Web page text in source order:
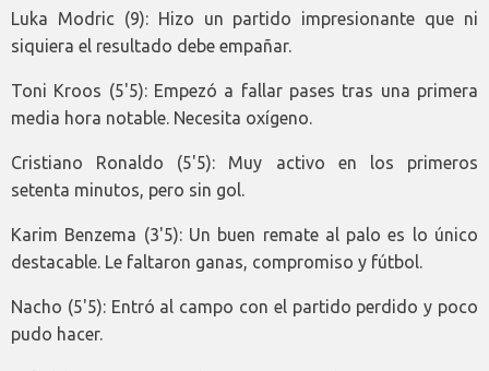
Luka Modric (9): Hizo un partido impresionante que ni
siquiera el resultado debe empañar.
Toni Kroos (5'5): Empezó a fallar pases tras una primera
media hora notable. Necesita oxígeno.
Cristiano Ronaldo (5'5): Muy activo en los primeros
setenta minutos, pero sin gol.
Karim Benzema (3'5): Un buen remate al palo es lo único
destacable. Le faltaron ganas, compromiso y fútbol.
Nacho (5'5): Entró al campo con el partido perdido y poco
pudo hacer.